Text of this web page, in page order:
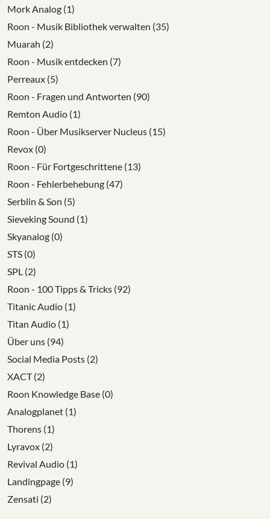
Mork Analog (1)
Roon - Musik Bibliothek verwalten (35)
Muarah (2)
Roon - Musik entdecken (7)
Perreaux (5)
Roon - Fragen und Antworten (90)
Remton Audio (1)
Roon - Über Musikserver Nucleus (15)
Revox (0)
Roon - Für Fortgeschrittene (13)
Roon - Fehlerbehebung (47)
Serblin & Son (5)
Sieveking Sound (1)
Skyanalog (0)
STS (0)
SPL (2)
Roon - 100 Tipps & Tricks (92)
Titanic Audio (1)
Titan Audio (1)
Über uns (94)
Social Media Posts (2)
XACT (2)
Roon Knowledge Base (0)
Analogplanet (1)
Thorens (1)
Lyravox (2)
Revival Audio (1)
Landingpage (9)
Zensati (2)